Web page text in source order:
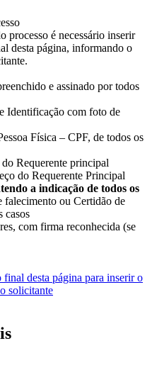
processo é necessário inserir
desta página, informando o
e assinado por todos
Identificação com foto de
Física – CPF, de todos os
Requerente principal
do Requerente Principal
a indicação de todos os
falecimento ou Certidão de
casos
com firma reconhecida (se
desta página para inserir o
solicitante